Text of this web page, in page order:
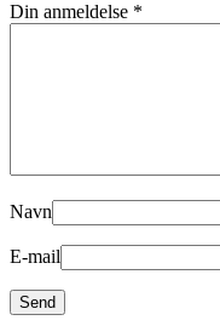
Din anmeldelse *
Navn
E-mail